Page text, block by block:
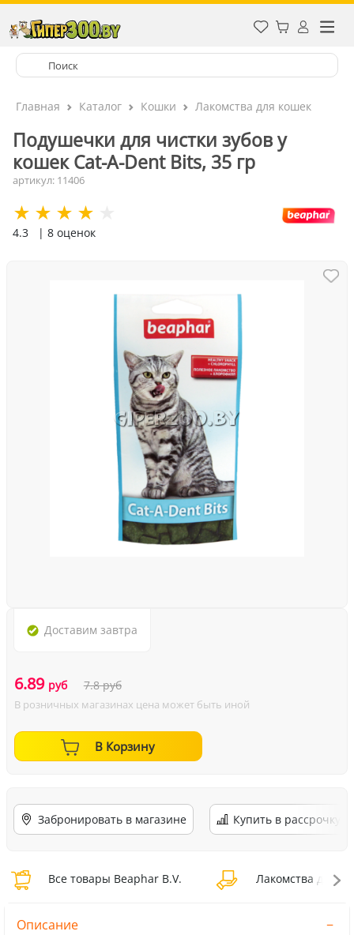
Главная Каталог Кошки Лакомства для кошек
Подушечки для чистки зубов у
кошек Cat-A-Dent Bits, 35 гр
артикул: 11406
4.3 | 8 оценок
Доставим завтра
6.89 руб 7.8руб
В розничных магазинах цена может быть иной
В Корзину
Забронировать в магазине Купить в рассрочку
Все товары Beaphar B.V. Лакомства для
Описание